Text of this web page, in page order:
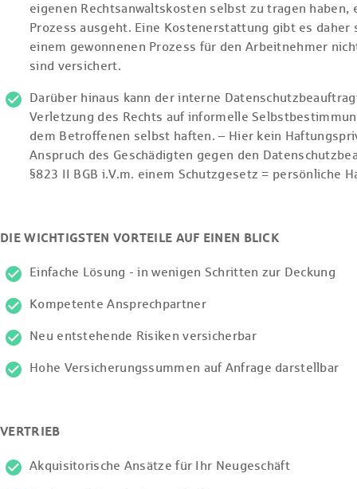
eigenen Rechtsanwaltskosten selbst zu tragen haben,
Prozess ausgeht. Eine Kostenerstattung gibt es daher
einem gewonnenen Prozess für den Arbeitnehmer
sind versichert.
Darüber hinaus kann der interne
Verletzung des Rechts auf informelle
dem Betroffenen selbst haften. – Hier kein
Anspruch des Geschädigten gegen den
§823 II BGB i.V.m. einem Schutzgesetz = persönliche
DIE WICHTIGSTEN VORTEILE AUF EINEN BLICK
Einfache Lösung - in wenigen Schritten zur Deckung
Kompetente Ansprechpartner
Neu entstehende Risiken versicherbar
Hohe Versicherungssummen auf Anfrage darstellbar
VERTRIEB
Akquisitorische Ansätze für Ihr Neugeschäft